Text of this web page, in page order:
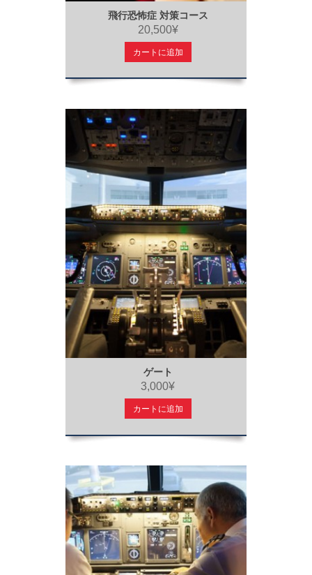
飛行恐怖症 対策コース
20,500¥
カートに追加
ゲート
3,000¥
カートに追加